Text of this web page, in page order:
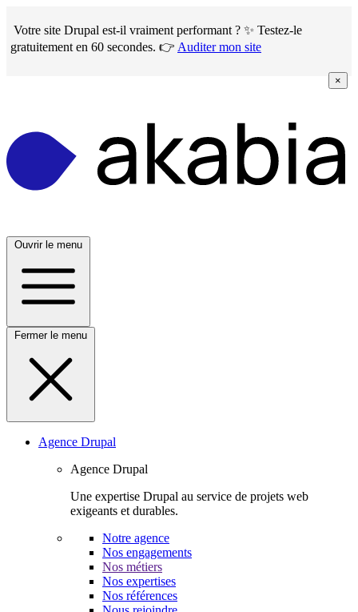
to
main
content
Votre site Drupal est-il vraiment performant ? ✨ Testez-le
gratuitement en 60 secondes. 👉 Auditer mon site
×
Ouvrir le menu
Fermer le menu
Agence Drupal
Agence Drupal
Une expertise Drupal au service de projets web
exigeants et durables.
Notre agence
Nos engagements
Nos métiers
Nos expertises
Nos références